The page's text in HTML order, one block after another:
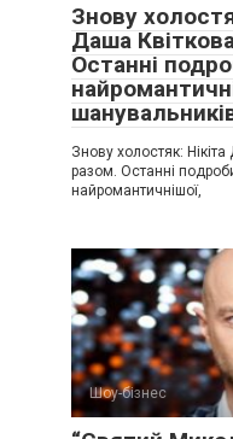
Знову
Даша
Останні
Знову холостяк:
разом. Останні
найромантичнішої,
Шоу-бізнес